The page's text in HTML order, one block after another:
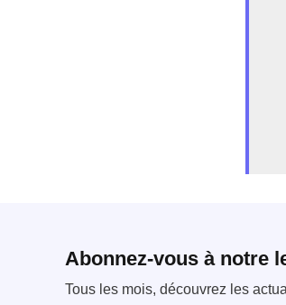
Abonnez-vous à notre
Tous les mois, découvrez les